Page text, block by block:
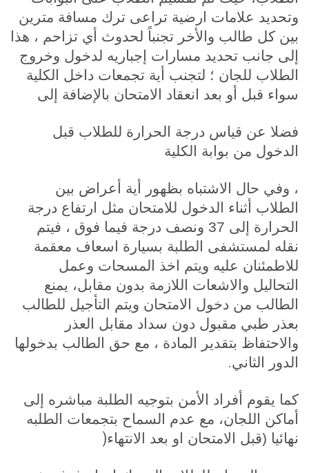
وتحديد علامات ارضية تراعى ترك مسافة مترين
بين كل طالب والأخر تجنباً لحدوث أي تزاحم ، هذا
إلى جانب تحديد مسارات إجباريه لدخول وخروج
الطلاب للجان ؛ لتجنب أية تجمعات داخل الكلية
سواء قبل أو بعد انعقاد الامتحان بالإضافة إلى
فضلا عن قياس درجة الحرارة للطلاب قبل
الدخول من بوابة الكلية
، وفي حال الاشتباه بظهور أية أعراض بين
الطلاب أثناء الدخول للامتحان مثل ارتفاع درجة
الحرارة إلى 37 ونصف درجة فيما فوق ، فيتم
نقله لمستشفى الطلبة بسيارة اسعاف معقمة
للاطمئنان عليه ويتم اخذ المسحات وعمل
التحاليل والاشعات اللازمة بدون مقابل، يمنع
الطالب من دخول الامتحان ويتم التأجيل للطالب
بعذر طبي مقبول دون سداد مقابل العذر
والاحتفاظ بتقدير المادة ، مع حق الطالب بدخولها
الدور الثاني.
كما يقوم أفراد الأمن بتوجيه الطلبة مباشره إلى
أماكن اللجان، مع عدم السماح بتجمعات الطلبه
نهائيا (قبل الامتحان او بعد الانتهاء)